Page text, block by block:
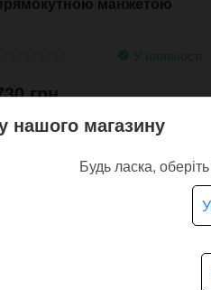
У наявності
грн.
нашого магазину
Будь ласка,